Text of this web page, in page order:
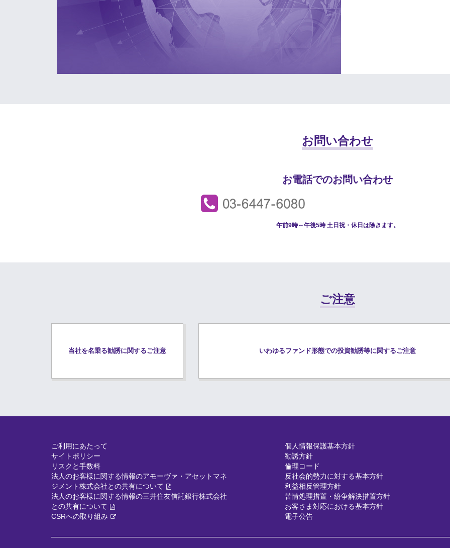
お問い合わせ
お電話でのお問い合わせ
午前9時～午後5時 土日祝・休日は除きます。
ご注意
当社を名乗る勧誘に関するご注意 いわゆるファンド形態での投資勧誘等に関するご注意
ご利用にあたって
サイトポリシー
リスクと手数料
法人のお客様に関する情報のアモーヴァ・アセットマネ
ジメント株式会社との共有について
法人のお客様に関する情報の三井住友信託銀行株式会社
との共有について
CSRへの取り組み
個人情報保護基本方針
勧誘方針
倫理コード
反社会的勢力に対する基本方針
利益相反管理方針
苦情処理措置・紛争解決措置方針
お客さま対応における基本方針
電子公告